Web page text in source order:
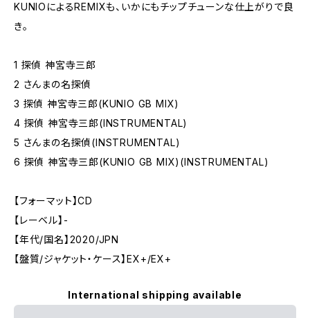
KUNIOによるREMIXも、いかにもチップチューンな仕上がりで良
き。
1 探偵 神宮寺三郎
2 さんまの名探偵
3 探偵 神宮寺三郎(KUNIO GB MIX)
4 探偵 神宮寺三郎(INSTRUMENTAL)
5 さんまの名探偵(INSTRUMENTAL)
6 探偵 神宮寺三郎(KUNIO GB MIX)(INSTRUMENTAL)
【フォーマット】CD
【レーベル】-
【年代/国名】2020/JPN
【盤質/ジャケット・ケース】EX+/EX+
International shipping available